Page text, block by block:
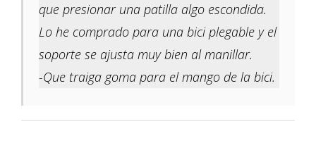
que presionar una patilla algo escondida.
Lo he comprado para una bici plegable y el
soporte se ajusta muy bien al manillar.
-Que traiga goma para el mango de la bici.